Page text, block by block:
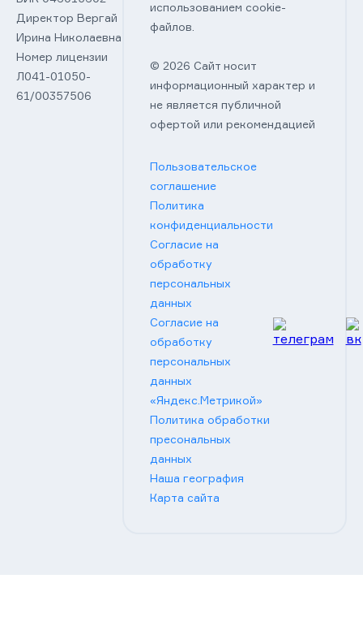
Директор Вергай
Ирина Николаевна
Номер лицензии
Л041-01050-
61/00357506
использованием cookie-
файлов.
© 2026 Сайт носит
информационный характер и
не является публичной
офертой или рекомендацией
Пользовательское
соглашение
Политика
конфиденциальности
Согласие на
обработку
персональных
данных
Согласие на
обработку
персональных
данных
«Яндекс.Метрикой»
Политика обработки
пресональных
данных
Наша география
Карта сайта